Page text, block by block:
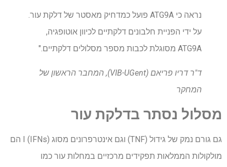
נראה כי ATG9A פועל כמדחיק מאסטר של דלקת עור.
על ידי הפניית חלבונים דלקתיים לכיוון אוטופגיה,
ATG9A מסוגלת לכבות מספר מסלולים דלקתיים."
ד"ר דריו פריאם (VIB-UGent), המחבר הראשון של
המחקר
מסלול נסתר בדלקת עור
גם גורם נמק של גידול (TNF) וגם אינטרפרונים מסוג I (IFNs) הם
מולקולות הממלאות תפקידים מרכזיים במחלות עור כמו